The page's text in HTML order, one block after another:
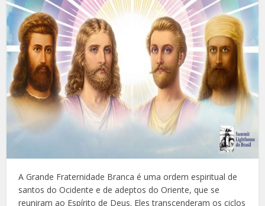
A Grande Fraternidade Branca é uma ordem espiritual de
santos do Ocidente e de adeptos do Oriente, que se
reuniram ao Espírito de Deus. Eles transcenderam os ciclos